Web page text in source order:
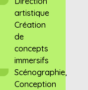
artistique
Création
de
concepts
immersifs
Scénographie,
Conception